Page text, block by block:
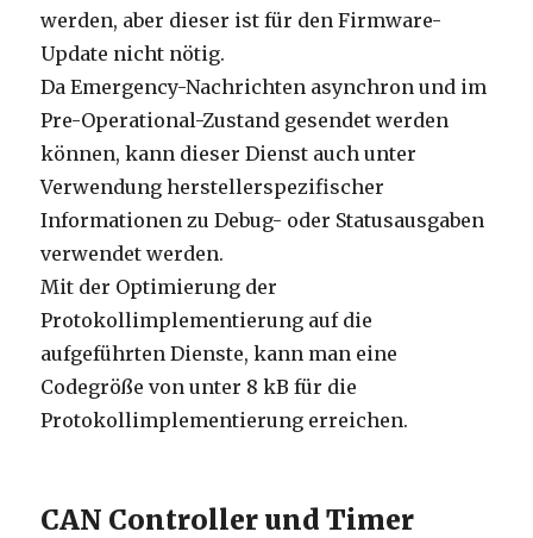
werden, aber dieser ist für den Firmware-
Update nicht nötig.
Da Emergency-Nachrichten asynchron und im
Pre-Operational-Zustand gesendet werden
können, kann dieser Dienst auch unter
Verwendung herstellerspezifischer
Informationen zu Debug- oder Statusausgaben
verwendet werden.
Mit der Optimierung der
Protokollimplementierung auf die
aufgeführten Dienste, kann man eine
Codegröße von unter 8 kB für die
Protokollimplementierung erreichen.
CAN Controller und Timer